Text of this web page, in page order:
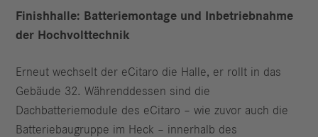
Finishhalle: Batteriemontage und Inbetriebnahme
der Hochvolttechnik
Erneut wechselt der eCitaro die Halle, er rollt in das
Gebäude 32. Während­dessen sind die
Dachbatteriemodule des eCitaro – wie zuvor auch die
Batterie­baugruppe im Heck – innerhalb des